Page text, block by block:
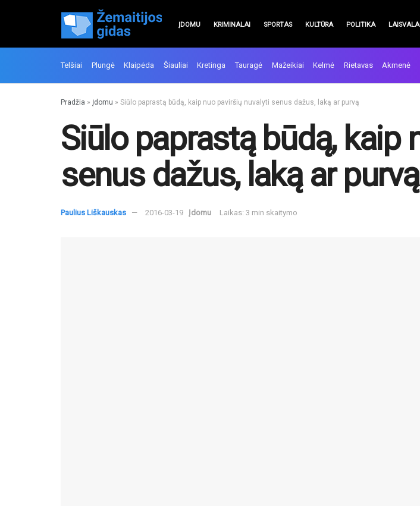
ĮDOMU KRIMINALAI SPORTAS KULTŪRA POLITIKA
Telšiai Plungė Klaipėda Šiauliai Kretinga Tauragė Mažeikiai Kelmė Rietavas Akmenė
Pradžia » Įdomu » Siūlo paprastą būdą, kaip nuo paviršių nuvalyti senus dažus, laką ar purvą
Siūlo paprastą būdą, kaip
senus dažus, laką ar purvą
Paulius Liškauskas 2016-03-19 Įdomu Laikas: 3 min skaitymo